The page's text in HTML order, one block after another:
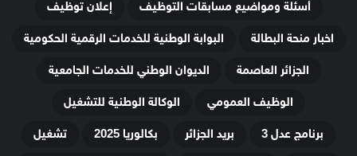
أسئلة ومواضيع مسابقات التوظيف
إعلان توظيف
اخبار منحة البطالة
البوابة الوطنية للخدمات الرقمية الحكومية
الجزائر العاصمة
الديوان الوطني للخدمات الجامعية
الوظيف العمومي
الوكالة الوطنية للتشغيل
برنامج عدل 3
بريد الجزائر بكالوريا 2025
تشغيل